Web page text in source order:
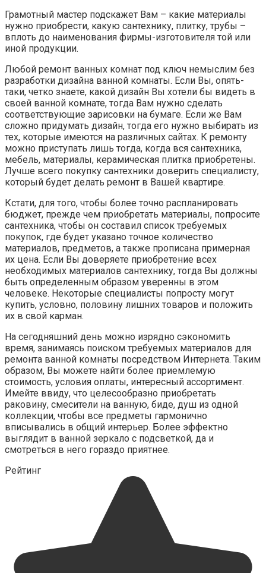
Грамотный мастер подскажет Вам – какие материалы
нужно приобрести, какую сантехнику, плитку, трубы –
вплоть до наименования фирмы-изготовителя той или
иной продукции.
Любой ремонт ванных комнат под ключ немыслим без
разработки дизайна ванной комнаты. Если Вы, опять-
таки, четко знаете, какой дизайн Вы хотели бы видеть в
своей ванной комнате, тогда Вам нужно сделать
соответствующие зарисовки на бумаге. Если же Вам
сложно придумать дизайн, тогда его нужно выбирать из
тех, которые имеются на различных сайтах. К ремонту
можно приступать лишь тогда, когда вся сантехника,
мебель, материалы, керамическая плитка приобретены.
Лучше всего покупку сантехники доверить специалисту,
который будет делать ремонт в Вашей квартире.
Кстати, для того, чтобы более точно распланировать
бюджет, прежде чем приобретать материалы, попросите
сантехника, чтобы он составил список требуемых
покупок, где будет указано точное количество
материалов, предметов, а также прописана примерная
их цена. Если Вы доверяете приобретение всех
необходимых материалов сантехнику, тогда Вы должны
быть определенным образом уверенны в этом
человеке. Некоторые специалисты попросту могут
купить, условно, половину лишних товаров и положить
их в свой карман.
На сегодняшний день можно изрядно сэкономить
время, занимаясь поиском требуемых материалов для
ремонта ванной комнаты посредством Интернета. Таким
образом, Вы можете найти более приемлемую
стоимость, условия оплаты, интересный ассортимент.
Имейте ввиду, что целесообразно приобретать
раковину, смесители на ванную, биде, душ из одной
коллекции, чтобы все предметы гармонично
вписывались в общий интерьер. Более эффектно
выглядит в ванной зеркало с подсветкой, да и
смотреться в него гораздо приятнее.
Рейтинг